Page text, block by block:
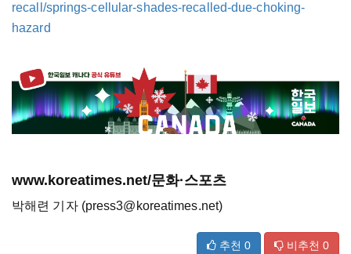
recall/springs-cellular-shades-recalled-due-choking-
hazard
www.koreatimes.net/문화·스포츠
박해련 기자 (press3@koreatimes.net)
추천 0 비추천 0